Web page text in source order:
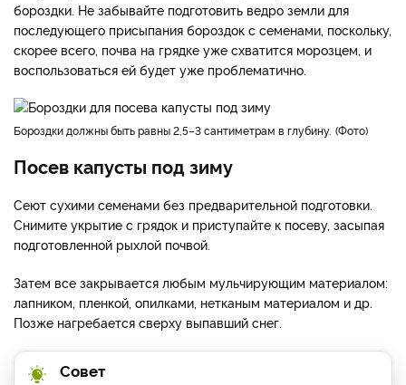
бороздки. Не забывайте подготовить ведро земли для
последующего присыпания бороздок с семенами, поскольку,
скорее всего, почва на грядке уже схватится морозцем, и
воспользоваться ей будет уже проблематично.
бороздки должны быть равны 2,5–3 сантиметрам в глубину. Фото
Посев капусты под зиму
Сеют сухими семенами без предварительной подготовки.
Снимите укрытие с грядок и приступайте к посеву, засыпая
подготовленной рыхлой почвой.
Затем все закрывается любым мульчирующим материалом:
лапником, пленкой, опилками, нетканым материалом и др.
Позже нагребается сверху выпавший снег.
Совет